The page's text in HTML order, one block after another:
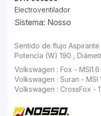
Electroventilador
Sistema: Nosso
Sentido de flujo Aspirante , Sentido de giro
Volkswagen : Fox - MSI1.6
Volkswagen : Suran - MSI
Volkswagen : CrossFox -